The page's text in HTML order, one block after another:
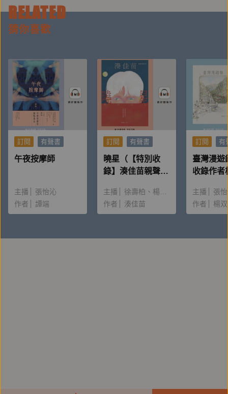
RELATED
猜你喜歡
訂閱 有聲書
午夜按摩師
主播
張怡沁
作者
譚端
訂閱 有聲書
曉星（【特別收
錄】湊佳苗親聲朗
主播 徐壽柏
楊雅淳
作者
湊佳苗
訂閱 有
臺灣漫遊
收錄作者
主播
張
作者
楊